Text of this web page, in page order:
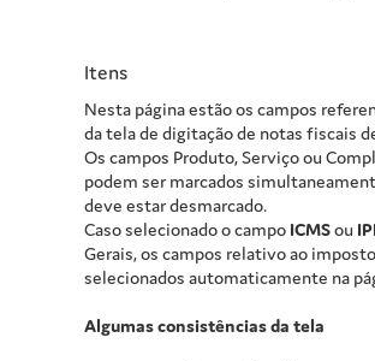
Itens
Nesta página estão os campos
da tela de digitação de notas fiscais
Os campos Produto, Serviço ou
podem ser marcados
deve estar desmarcado.
Caso selecionado o campo ICMSou
Gerais, os campos relativo ao
selecionados automaticamente na
Algumas consistências da tela